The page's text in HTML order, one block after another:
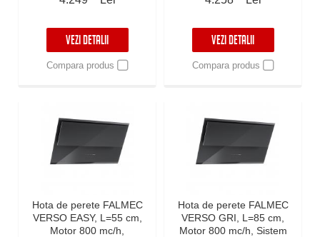
VEZI DETALII
Compara produs
VEZI DETALII
Compara produs
Hota de perete FALMEC
VERSO EASY, L=55 cm,
Motor 800 mc/h,
Hota de perete FALMEC
VERSO GRI, L=85 cm,
Motor 800 mc/h, Sistem